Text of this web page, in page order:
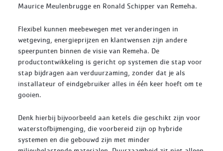
Maurice Meulenbrugge en Ronald Schipper van Remeha.
Flexibel kunnen meebewegen met veranderingen in
wetgeving, energieprijzen en klantwensen zijn andere
speerpunten binnen de visie van Remeha. De
productontwikkeling is gericht op systemen die stap voor
stap bijdragen aan verduurzaming, zonder dat je als
installateur of eindgebruiker alles in één keer hoeft om te
gooien.
Denk hierbij bijvoorbeeld aan ketels die geschikt zijn voor
waterstofbijmenging, die voorbereid zijn op hybride
systemen en die gebouwd zijn met minder